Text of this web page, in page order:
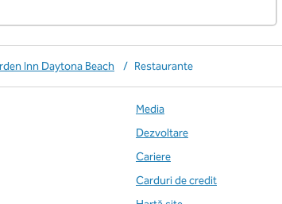
Inn Daytona Beach / Restaurante
Media
Dezvoltare
Cariere
Carduri de credit